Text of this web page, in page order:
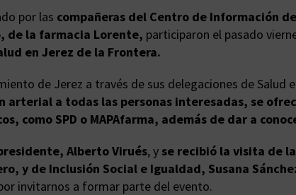
por las compañeras del Centro de Información
de la farmacia Lorente, participaron el pasado
en Jerez de la Frontera.
de Jerez a través de sus delegaciones de Salud
arterial a todas las personas interesadas, se
como SPD o MAPAfarma, además de dar a
Alberto Virués, y se recibió la visita de
y de Inclusión Social e Igualdad, Susana
invitarnos a formar parte del evento.